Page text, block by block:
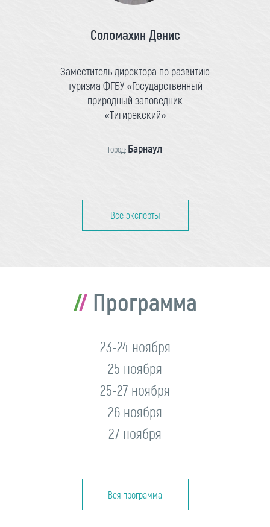
Соломахин Денис
Заместитель директора по развитию
туризма ФГБУ «Государственный
природный заповедник
«Тигирекский»
Город: Барнаул
Все эксперты
Программа
23-24 ноября
25 ноября
25-27 ноября
26 ноября
27 ноября
Вся программа